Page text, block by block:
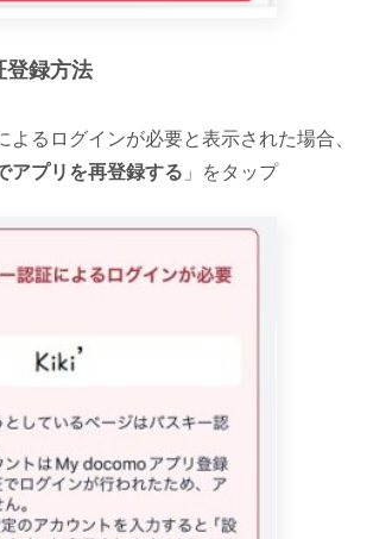
登録方法
るログインが必要と表示された場合、
アプリを再登録する 」をタップ